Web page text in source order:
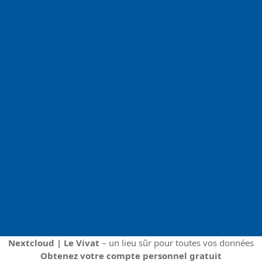
Nextcloud | Le Vivat – un lieu sûr pour toutes vos données
Obtenez votre compte personnel gratuit